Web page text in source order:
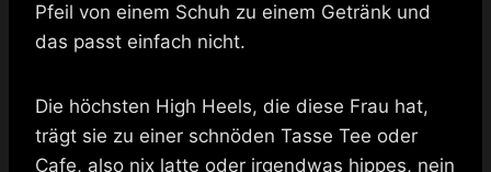
Pfeil von einem Schuh zu einem Getränk und
das passt einfach nicht.
Die höchsten High Heels, die diese Frau hat,
trägt sie zu einer schnöden Tasse Tee oder
Cafe, also nix latte oder irgendwas hippes, nein